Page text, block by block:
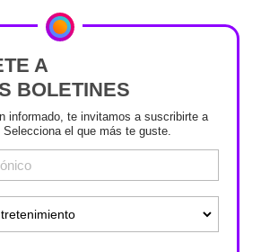
A
BOLETINES
informado, te invitamos a suscribirte a
el que más te guste.